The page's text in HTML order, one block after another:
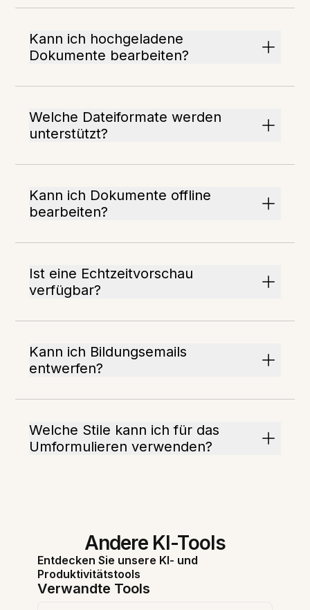
Kann ich hochgeladene
Dokumente bearbeiten?
Welche Dateiformate werden
unterstützt?
Kann ich Dokumente offline
bearbeiten?
Ist eine Echtzeitvorschau
verfügbar?
Kann ich Bildungsemails
entwerfen?
Welche Stile kann ich für das
Umformulieren verwenden?
Andere KI-Tools
Entdecken Sie unsere KI- und
Produktivitätstools
Verwandte Tools